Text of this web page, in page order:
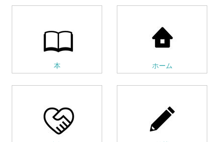
本 ホーム